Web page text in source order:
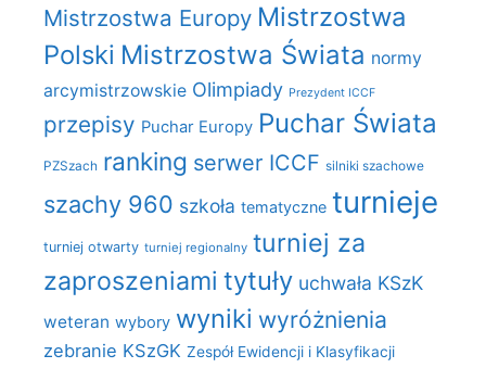
Mistrzostwa Europy Mistrzostwa
Polski Mistrzostwa Świata normy
arcymistrzowskie Olimpiady Prezydent ICCF
przepisy Puchar Europy Puchar Świata
PZSzach ranking serwer ICCF silniki szachowe
szachy 960 szkoła tematyczne turnieje
turniej otwarty turniej regionalny turniej za
zaproszeniami tytuły uchwała KSzK
weteran wybory wyniki wyróżnienia
zebranie KSzGK Zespół Ewidencji i Klasyfikacji